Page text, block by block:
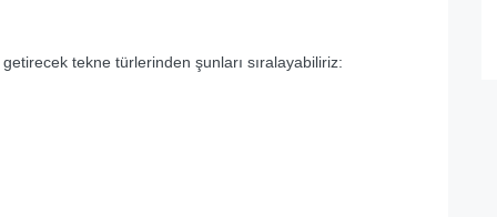
tekne türlerinden şunları sıralayabiliriz: